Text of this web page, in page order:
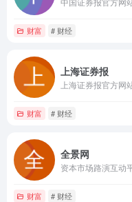
财富 # 财经
上海证券报
上海证券报官方网
财富 # 财经
全景网
资本市场路演互动
财富 # 财经